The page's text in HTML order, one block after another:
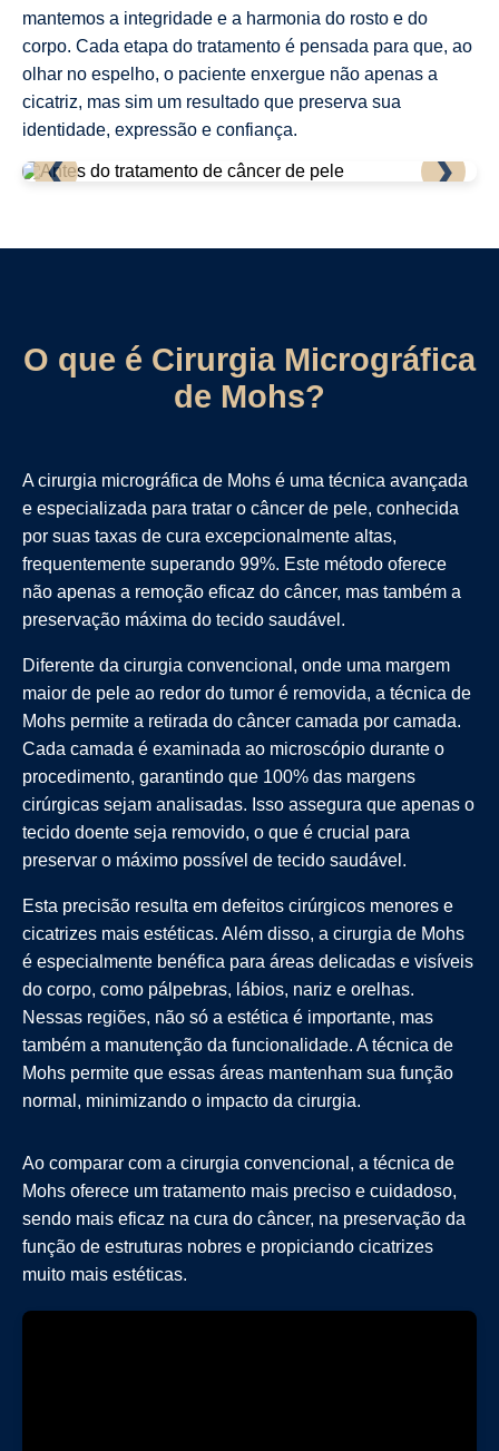
mantemos a integridade e a harmonia do rosto e do
corpo. Cada etapa do tratamento é pensada para que, ao
olhar no espelho, o paciente enxergue não apenas a
cicatriz, mas sim um resultado que preserva sua
identidade, expressão e confiança.
❮ ❯
O que é Cirurgia Micrográfica
de Mohs?
A cirurgia micrográfica de Mohs é uma técnica avançada
e especializada para tratar o câncer de pele, conhecida
por suas taxas de cura excepcionalmente altas,
frequentemente superando 99%. Este método oferece
não apenas a remoção eficaz do câncer, mas também a
preservação máxima do tecido saudável.
Diferente da cirurgia convencional, onde uma margem
maior de pele ao redor do tumor é removida, a técnica de
Mohs permite a retirada do câncer camada por camada.
Cada camada é examinada ao microscópio durante o
procedimento, garantindo que 100% das margens
cirúrgicas sejam analisadas. Isso assegura que apenas o
tecido doente seja removido, o que é crucial para
preservar o máximo possível de tecido saudável.
Esta precisão resulta em defeitos cirúrgicos menores e
cicatrizes mais estéticas. Além disso, a cirurgia de Mohs
é especialmente benéfica para áreas delicadas e visíveis
do corpo, como pálpebras, lábios, nariz e orelhas.
Nessas regiões, não só a estética é importante, mas
também a manutenção da funcionalidade. A técnica de
Mohs permite que essas áreas mantenham sua função
normal, minimizando o impacto da cirurgia.
Ao comparar com a cirurgia convencional, a técnica de
Mohs oferece um tratamento mais preciso e cuidadoso,
sendo mais eficaz na cura do câncer, na preservação da
função de estruturas nobres e propiciando cicatrizes
muito mais estéticas.